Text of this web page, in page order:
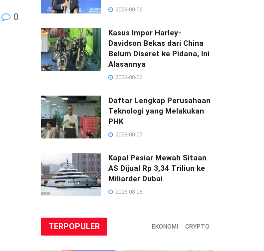
0
2026-08-06
Kasus Impor Harley-
Davidson Bekas dari China
Belum Diseret ke Pidana, Ini
Alasannya
2026-08-06
Daftar Lengkap Perusahaan
Teknologi yang Melakukan
PHK
2026-08-07
Kapal Pesiar Mewah Sitaan
AS Dijual Rp 3,34 Triliun ke
Miliarder Dubai
2026-08-08
TERPOPULER EKONOMI CRYPTO